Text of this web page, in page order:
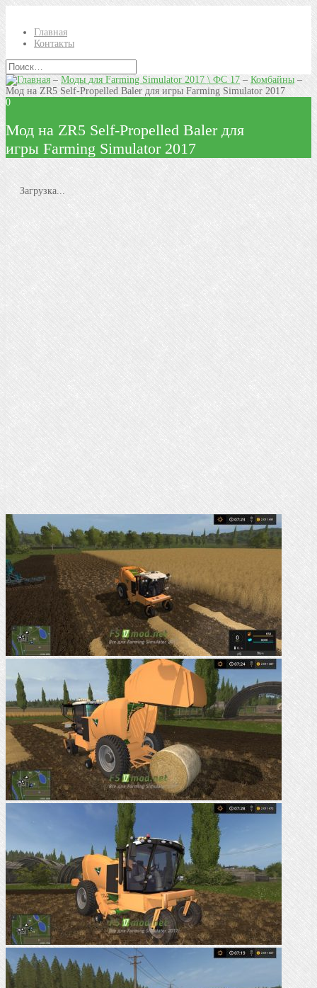
Главная
Контакты
–Моды для Farming Simulator 2017 \ ФС 17– Комбайны –
Мод на ZR5 Self-Propelled Baler для игры Farming Simulator 2017
0
Мод на ZR5 Self-Propelled Baler для
игры Farming Simulator 2017
Загрузка...